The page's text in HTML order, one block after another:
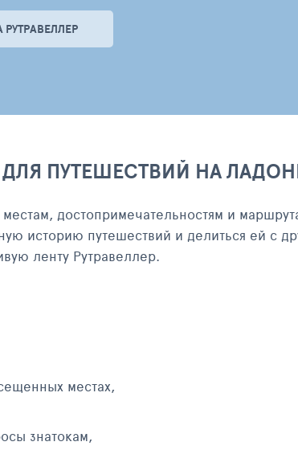
ПУТЕШЕСТВИЙ НА
достопримечательностям и
историю путешествий и делиться ей с
ленту Рутравеллер.
местах,
знатокам,